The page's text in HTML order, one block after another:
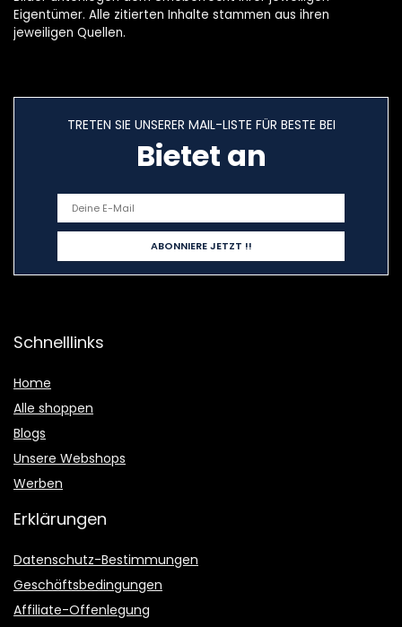
Eigentümer. Alle zitierten Inhalte stammen aus ihren
jeweiligen Quellen.
TRETEN SIE UNSERER MAIL-LISTE FÜR BESTE BEI
Bietet an
Schnelllinks
Home
Alle shoppen
Blogs
Unsere Webshops
Werben
Erklärungen
Datenschutz-Bestimmungen
Geschäftsbedingungen
Affiliate-Offenlegung